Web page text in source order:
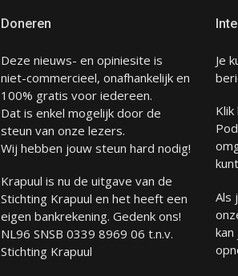
Doneren
Deze nieuws- en opiniesite is
niet-commercieel, onafhankelijk en
100% gratis voor iedereen.
Dat is enkel mogelijk door de
steun van onze lezers.
Wij hebben jouw steun hard nodig!
Krapuul is nu de uitgave van de
Stichting Krapuul en het heeft een
eigen bankrekening. Gedenk ons!
NL96 SNSB 0339 8969 06 t.n.v.
Stichting Krapuul
Je
Als
kan